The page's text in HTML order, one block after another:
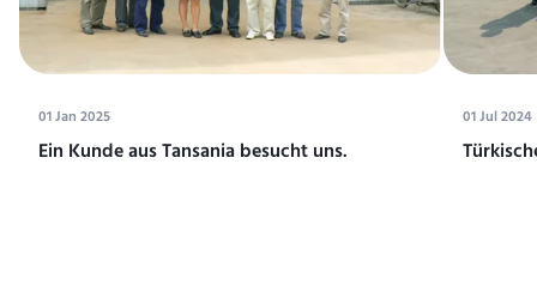
01 Jan 2025
Ein Kunde aus Tansania besucht uns.
01 Jul 2024